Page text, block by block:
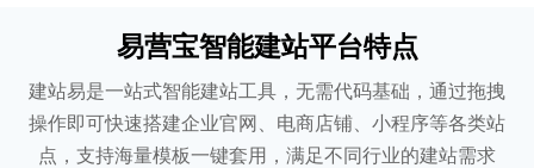
易营宝智能建站平台特点
建站易是一站式智能建站工具，无需代码基础，通过拖拽
操作即可快速搭建企业官网、电商店铺、小程序等各类站
点，支持海量模板一键套用，满足不同行业的建站需求